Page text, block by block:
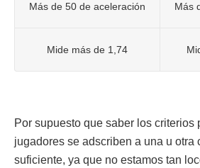
Más de 50 de aceleración Más
Mide más de 1,74
Por supuesto que saber los criterios
jugadores se adscriben a una u otra
suficiente, ya que no estamos tan